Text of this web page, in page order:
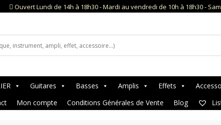
Ouvert Lundi de 14h à 18h30 - Mardi au vendredi de 10h à 18h30 -
Guitares Basses Amplis Effets
Mon compte Conditions Générales de Vente Blog